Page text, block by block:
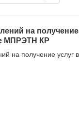
на получение
МПРЭТН КР
на получение услуг